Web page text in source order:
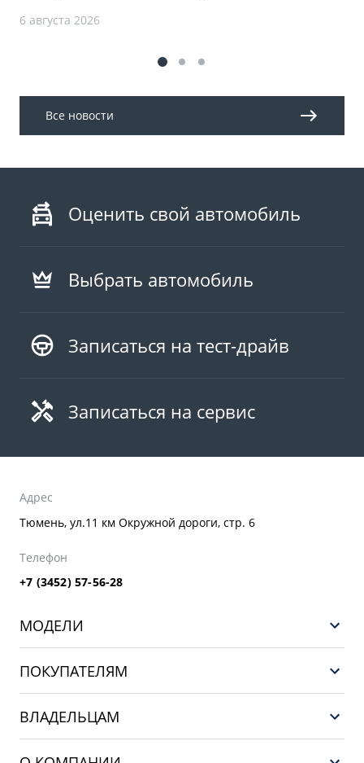
6 августа 2026
Все новости
Оценить свой автомобиль
Выбрать автомобиль
Записаться на тест-драйв
Записаться на сервис
Адрес
Тюмень, ул.11 км Окружной дороги, стр. 6
Телефон
+7 (3452) 57-56-28
МОДЕЛИ
EX5
PREFACE
ПОКУПАТЕЛЯМ
ВЛАДЕЛЬЦАМ